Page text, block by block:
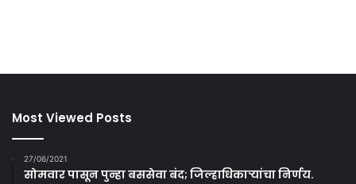
Most Viewed Posts
27/06/2021
सोमवार पासून पुन्हा बससेवा बंद; जिल्हाधिकाऱ्यांचा निर्णय.